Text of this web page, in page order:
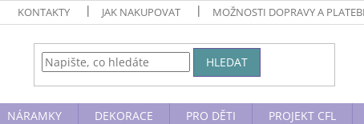
KONTAKTY JAK NAKUPOVAT MOŽNOSTI DOPRAVY A
HLEDAT
NÁRAMKY DEKORACE PRO DĚTI PROJEKT CFL